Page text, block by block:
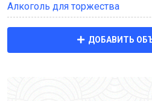
Алкоголь для торжества
ДОБАВИТЬ